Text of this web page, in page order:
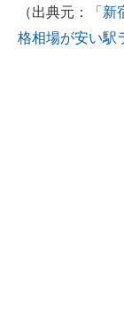
経営リーダーの
（出典元：
「
格相場が安い駅